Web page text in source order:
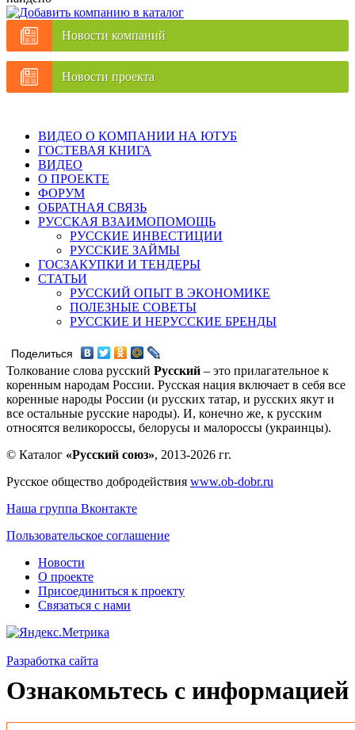
Новости компаний
Новости проекта
ВИДЕО О КОМПАНИИ НА ЮТУБ
ГОСТЕВАЯ КНИГА
ВИДЕО
О ПРОЕКТЕ
ФОРУМ
ОБРАТНАЯ СВЯЗЬ
РУССКАЯ ВЗАИМОПОМОЩЬ
РУССКИЕ ИНВЕСТИЦИИ
РУССКИЕ ЗАЙМЫ
ГОСЗАКУПКИ И ТЕНДЕРЫ
СТАТЬИ
РУССКИЙ ОПЫТ В ЭКОНОМИКЕ
ПОЛЕЗНЫЕ СОВЕТЫ
РУССКИЕ И НЕРУССКИЕ БРЕНДЫ
Поделиться
Толкование слова русский Русский – это прилагательное к
коренным народам России. Русская нация включает в себя все
коренные народы России (и русских татар, и русских якут и
все остальные русские народы). И, конечно же, к русским
относятся великороссы, белорусы и малороссы (украинцы).
© Каталог «Русский союз», 2013-2026 гг.
Русское общество добродействия www.ob-dobr.ru
Наша группа Вконтакте
Пользовательское соглашение
Новости
О проекте
Присоединиться к проекту
Связаться с нами
Разработка сайта
Ознакомьтесь с информацией